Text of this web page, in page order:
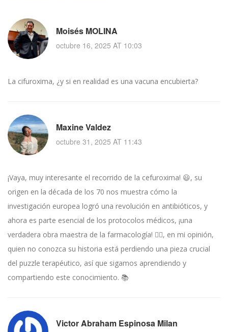
Moisés MOLINA
octubre 16, 2025 AT 10:03
La cifuroxima, ¿y si en realidad es una vacuna encubierta?
Maxine Valdez
octubre 31, 2025 AT 11:43
¡Vaya, muy interesante el recorrido de la cefuroxima! 😃, su
origen en la década de los 70 nos muestra cómo la
investigación europea logró una revolución en antibióticos, y
ahora es parte esencial de los protocolos médicos, ¡una
verdadera obra maestra de la farmacología! 👩‍⚕️, en mi opinión,
quien no conozca su historia está perdiendo una pieza crucial
del puzzle terapéutico, así que sigamos aprendiendo y
compartiendo este conocimiento. 📚
Victor Abraham Espinosa Milan